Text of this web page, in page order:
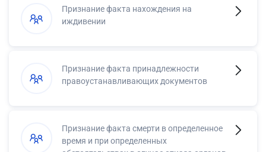
Признание факта нахождения на
иждивении
Признание факта принадлежности
правоустанавливающих документов
Признание факта смерти в определенное
время и при определенных